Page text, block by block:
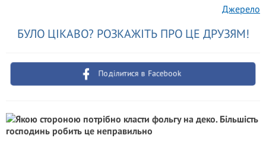
Джерело
БУЛО ЦІКАВО? РОЗКАЖІТЬ ПРО ЦЕ ДРУЗЯМ!
Поділитися в Facebook